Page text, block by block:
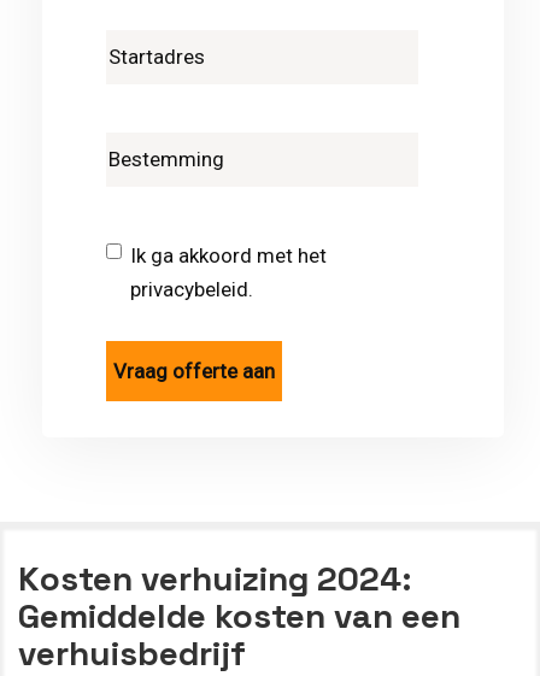
Ik ga akkoord met het
privacybeleid.
Kosten verhuizing 2024:
Gemiddelde kosten van een
verhuisbedrijf